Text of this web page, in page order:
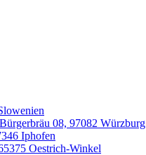
08, 97082 Würzburg
Iphofen
Oestrich-Winkel